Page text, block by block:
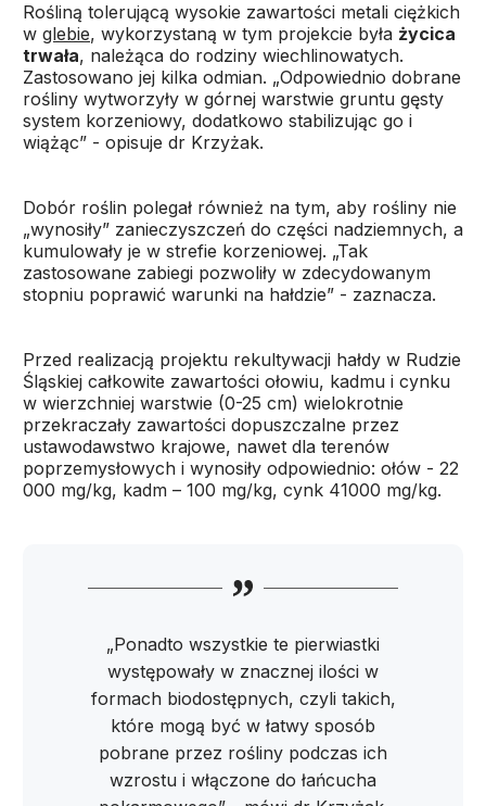
Rośliną tolerującą wysokie zawartości metali ciężkich
w glebie, wykorzystaną w tym projekcie była życica
trwała, należąca do rodziny wiechlinowatych.
Zastosowano jej kilka odmian. „Odpowiednio dobrane
rośliny wytworzyły w górnej warstwie gruntu gęsty
system korzeniowy, dodatkowo stabilizując go i
wiążąc” - opisuje dr Krzyżak.
Dobór roślin polegał również na tym, aby rośliny nie
„wynosiły” zanieczyszczeń do części nadziemnych, a
kumulowały je w strefie korzeniowej. „Tak
zastosowane zabiegi pozwoliły w zdecydowanym
stopniu poprawić warunki na hałdzie” - zaznacza.
Przed realizacją projektu rekultywacji hałdy w Rudzie
Śląskiej całkowite zawartości ołowiu, kadmu i cynku
w wierzchniej warstwie (0-25 cm) wielokrotnie
przekraczały zawartości dopuszczalne przez
ustawodawstwo krajowe, nawet dla terenów
poprzemysłowych i wynosiły odpowiednio: ołów - 22
000 mg/kg, kadm – 100 mg/kg, cynk 41000 mg/kg.
„Ponadto wszystkie te pierwiastki
występowały w znacznej ilości w
formach biodostępnych, czyli takich,
które mogą być w łatwy sposób
pobrane przez rośliny podczas ich
wzrostu i włączone do łańcucha